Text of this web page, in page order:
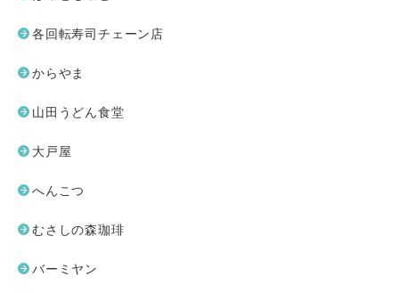
各回転寿司チェーン店
からやま
山田うどん食堂
大戸屋
へんこつ
むさしの森珈琲
バーミヤン